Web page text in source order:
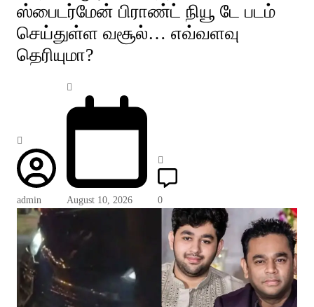
ஸ்பைடர்மேன் பிராண்ட் நியூ டே படம்
செய்துள்ள வசூல்… எவ்வளவு
தெரியுமா?
admin August 10, 2026 0